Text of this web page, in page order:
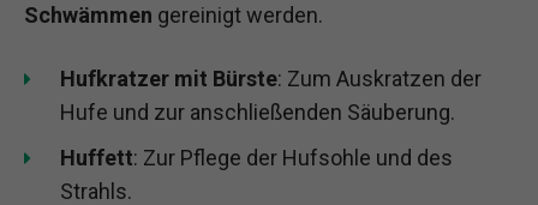
Schwämmen gereinigt werden.
Hufkratzer mit Bürste: Zum Auskratzen der
Hufe und zur anschließenden Säuberung.
Huffett: Zur Pflege der Hufsohle und des
Strahls.